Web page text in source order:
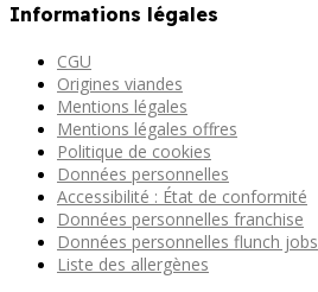
Informations légales
CGU
Origines viandes
Mentions légales
Mentions légales offres
Politique de cookies
Données personnelles
Accessibilité : État de conformité
Données personnelles franchise
Données personnelles flunch jobs
Liste des allergènes